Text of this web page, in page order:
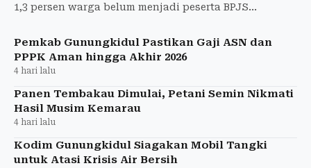
1,3 persen warga belum menjadi peserta BPJS
Pemkab Gunungkidul Pastikan Gaji ASN dan
PPPK Aman hingga Akhir 2026
4 hari lalu
Panen Tembakau Dimulai, Petani Semin Nikmati
Hasil Musim Kemarau
4 hari lalu
Kodim Gunungkidul Siagakan Mobil Tangki
untuk Atasi Krisis Air Bersih